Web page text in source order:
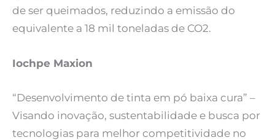
de ser queimados, reduzindo a emissão do
equivalente a 18 mil toneladas de CO2.
Iochpe Maxion
“Desenvolvimento de tinta em pó baixa cura” –
Visando inovação, sustentabilidade e busca por
tecnologias para melhor competitividade no